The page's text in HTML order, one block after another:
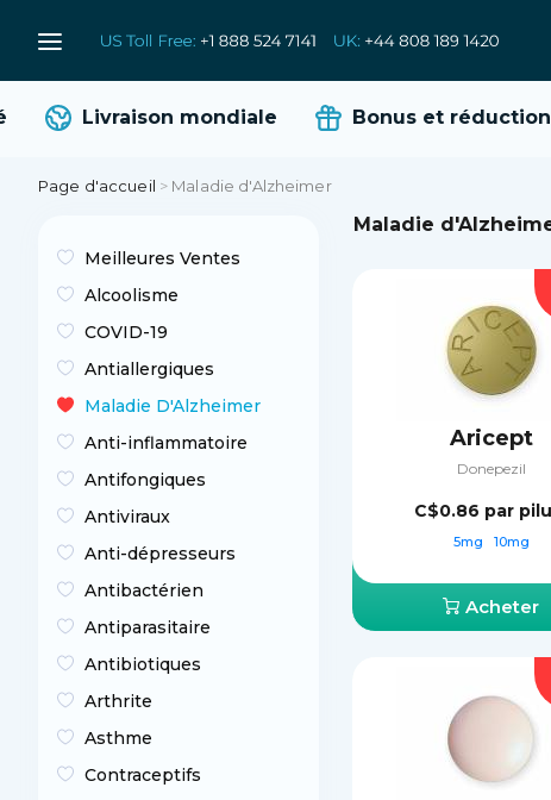
Livraison mondiale Bonus et réductions
Page d'accueil > Maladie d'Alzheimer
Meilleures Ventes
Alcoolisme
COVID-19
Antiallergiques
Maladie D'Alzheimer
Anti-inflammatoire
Antifongiques
Antiviraux
Anti-dépresseurs
Antibactérien
Antiparasitaire
Antibiotiques
Arthrite
Asthme
Contraceptifs
Maladie
Aricept
Donepezil
C$0.86 par
5mg 10mg
Acheter